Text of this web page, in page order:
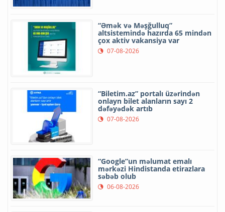
“Əmək və Məşğulluq”
altsistemində hazırda 65 mindən
çox aktiv vakansiya var
07-08-2026
“Biletim.az” portalı üzərindən
onlayn bilet alanların sayı 2
dəfəyədək artıb
07-08-2026
“Google”un məlumat emalı
mərkəzi Hindistanda etirazlara
səbəb olub
06-08-2026